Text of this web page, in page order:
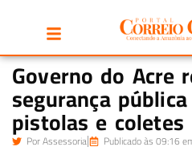
Governo do Acre
segurança
pistolas e coletes
PorAssessoria Publicado às 09:16